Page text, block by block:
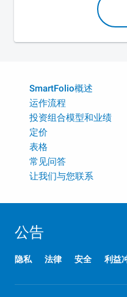
SmartFolio概述
运作流程
投资组合模型和业绩
定价
表格
常见问答
让我们与您联系
公告
隐私 法律 安全 利益